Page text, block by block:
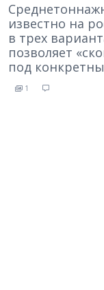
известно на
в трех
позволяет
под
1